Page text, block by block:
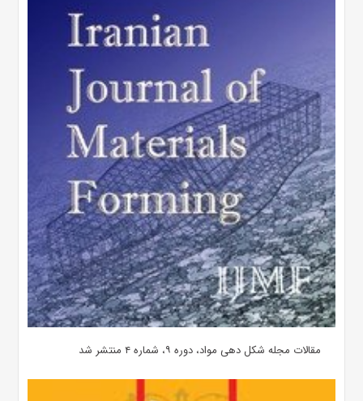
مقالات مجله شکل دهی مواد، دوره ۹، شماره ۴ منتشر شد